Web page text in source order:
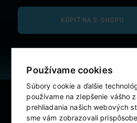
Používame cookies
Súbory cookie a ďalšie
používame na zlepšenie vášho
prehliadania našich webových
sme vám zobrazovali
KÚPIŤ NA E-SHOPU
výživové údaje